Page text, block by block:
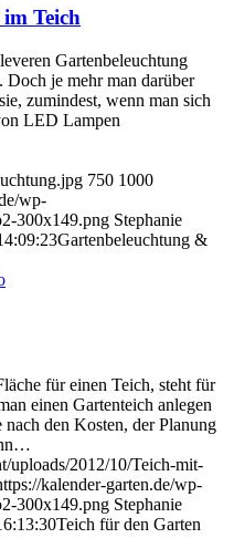
Teich
Gartenbeleuchtung
je mehr man darüber
zumindest, wenn man sich
LED Lampen
750 1000
wp-
300x149.png Stephanie
Gartenbeleuchtung &
für einen Teich, steht für
einen Gartenteich anlegen
den Kosten, der Planung
uploads/2012/10/Teich-mit-
kalender-garten.de/wp-
300x149.png Stephanie
Teich für den Garten